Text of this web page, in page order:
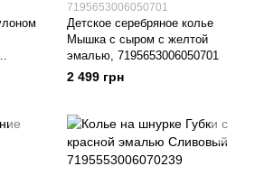
7195653006050701
Детское серебряное колье
Мышка с сыром с желтой
эмалью, 7195653006050701
2 499 грн